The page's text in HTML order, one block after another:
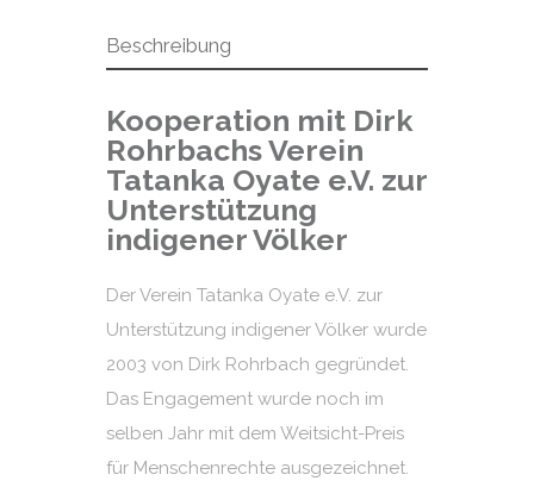
Beschreibung
Kooperation mit Dirk
Rohrbachs Verein
Tatanka Oyate e.V. zur
Unterstützung
indigener Völker
Der Verein Tatanka Oyate e.V. zur
Unterstützung indigener Völker wurde
2003 von Dirk Rohrbach gegründet.
Das Engagement wurde noch im
selben Jahr mit dem Weitsicht-Preis
für Menschenrechte ausgezeichnet.